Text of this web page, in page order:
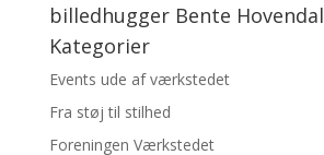
billedhugger Bente Hovendal
Kategorier
Events ude af værkstedet
Fra støj til stilhed
Foreningen Værkstedet